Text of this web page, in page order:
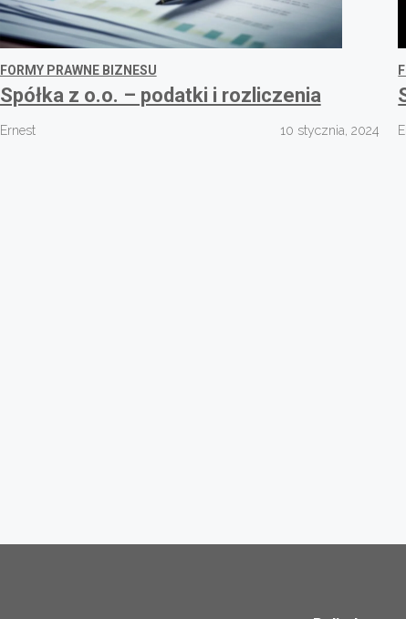
FORMY PRAWNE BIZNESU
Spółka z o.o. – podatki i rozliczenia
Ernest 10 stycznia, 2024